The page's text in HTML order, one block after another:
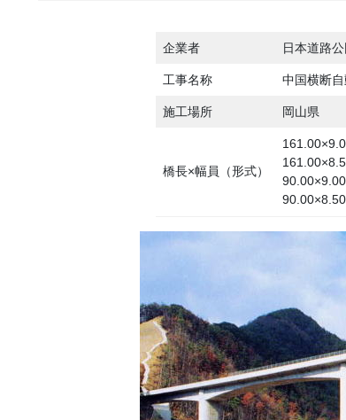
企業者 日本道路公
工事名称 中国横断
施工場所 岡山県
橋長×幅員（形式）
90.00×9.00
90.00×8.50